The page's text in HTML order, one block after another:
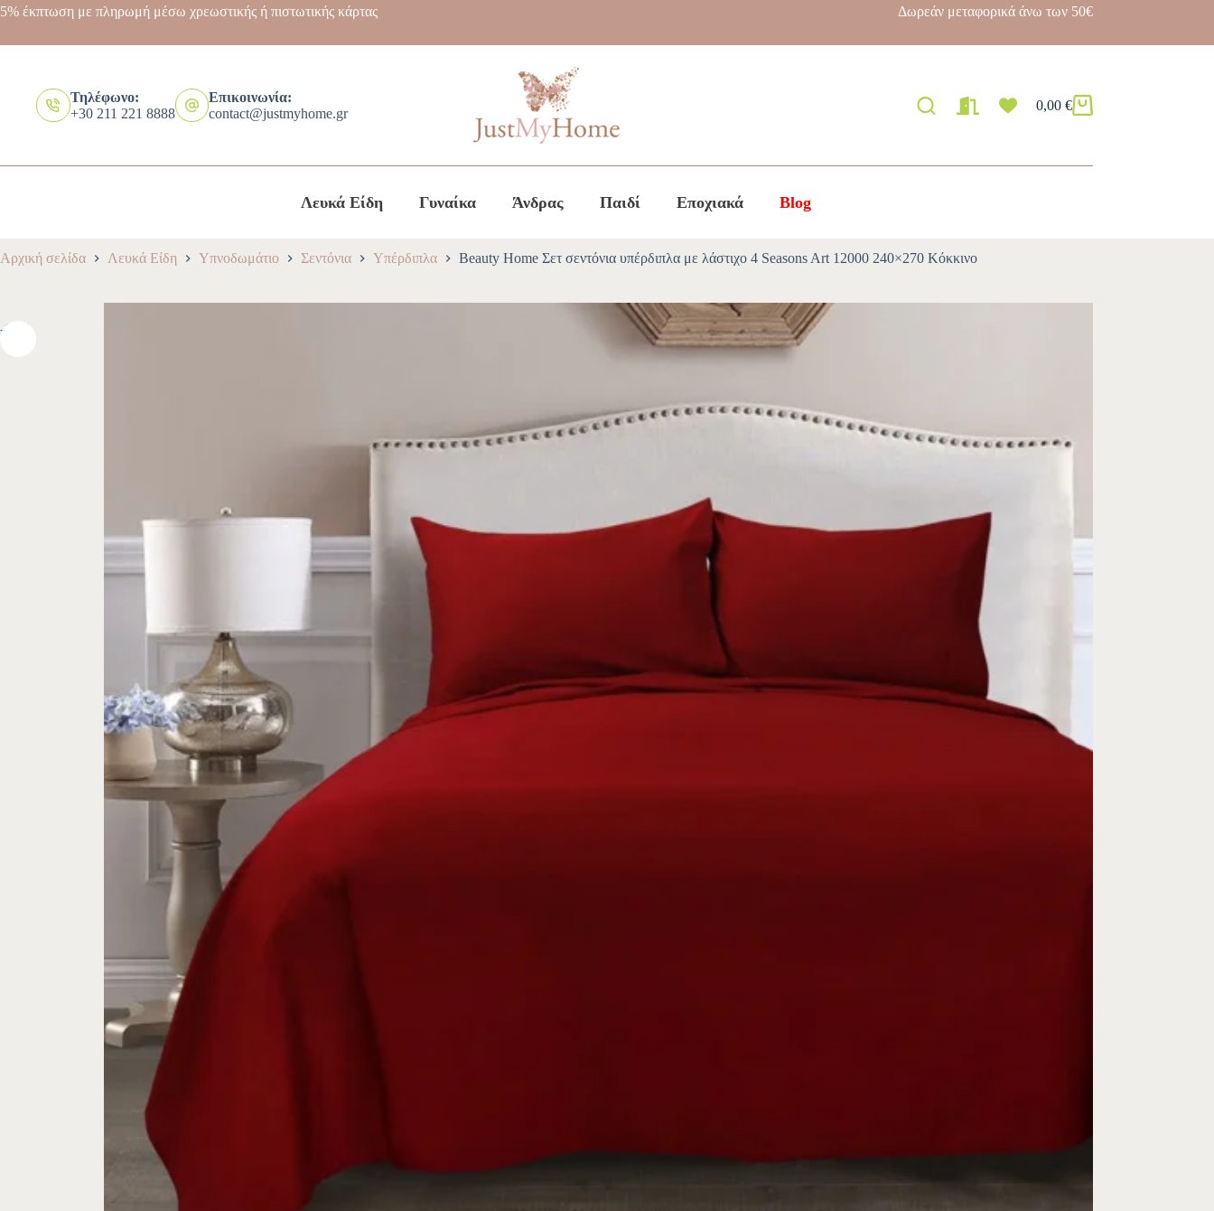
5% έκπτωση με πληρωμή μέσω χρεωστικής ή πιστωτικής κάρτας Δωρεάν μεταφορικά άνω των 50€
Τηλέφωνο:
+30 211 221 8888
Επικοινωνία:
contact@justmyhome.gr
0,00 €
Λευκά Είδη Γυναίκα Άνδρας Παιδί Εποχιακά Blog
Αρχική σελίδα Λευκά Είδη Υπνοδωμάτιο Σεντόνια Υπέρδιπλα Beauty Home Σετ σεντόνια υπέρδιπλα με λάστιχο 4 Seasons Art 12000 240×270 Κόκκινο
-10%